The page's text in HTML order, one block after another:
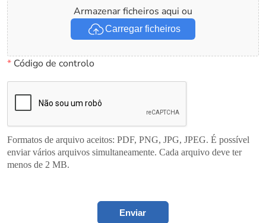
Armazenar ficheiros aqui ou
Carregar ficheiros
*Código de controlo
Formatos de arquivo aceitos: PDF, PNG, JPG, JPEG. É possível
enviar vários arquivos simultaneamente. Cada arquivo deve ter
menos de 2 MB.
Enviar